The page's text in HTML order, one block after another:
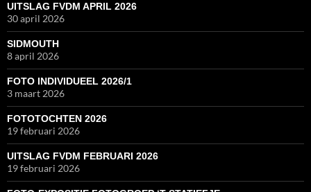
UITSLAG FVDM APRIL 2026
30 april 2026
SIDMOUTH
8 april 2026
FOTO INDIVIDUEEL 2026/1
3 maart 2026
FOTOTOCHTEN 2026
19 februari 2026
UITSLAG FVDM FEBRUARI 2026
19 februari 2026